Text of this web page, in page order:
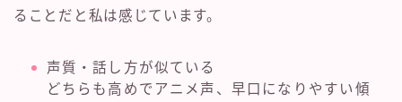
ることだと私は感じています。
声質・話し方が似ている
どちらも高めでアニメ声、早口になりやすい傾